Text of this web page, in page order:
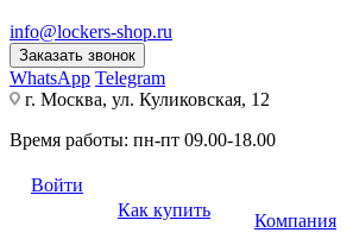
info@lockers-shop.ru
Заказать звонок
WhatsApp Telegram
г. Москва, ул. Куликовская, 12
Время работы: пн-пт 09.00-18.00
Войти
Как купить
Компания